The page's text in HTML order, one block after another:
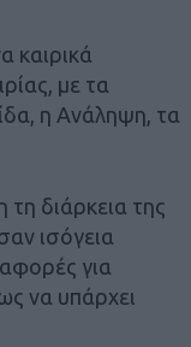
καιρικά
με τα
η Ανάληψη, τα
διάρκεια της
ισόγεια
για
να υπάρχει